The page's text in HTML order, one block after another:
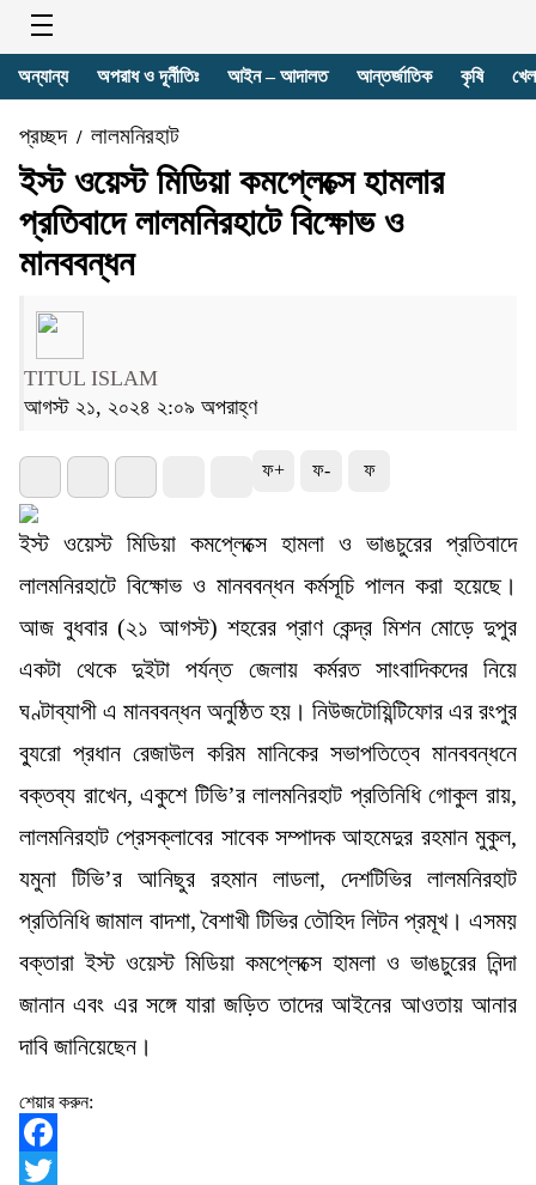
অন্যান্য অপরাধ ও দূর্নীতিঃ আইন – আদালত আন্তর্জাতিক কৃষি
প্রচ্ছদ/ লালমনিরহাট
ইস্ট ওয়েস্ট মিডিয়া কমপ্লেক্সে হামলার
প্রতিবাদে লালমনিরহাটে বিক্ষোভ ও
মানববন্ধন
TITUL ISLAM
আগস্ট ২১, ২০২৪ ২:০৯ অপরাহ্ণ
ফ+ ফ- ফ
ইস্ট ওয়েস্ট মিডিয়া কমপ্লেক্সে হামলা ও ভাঙচুরের প্রতিবাদে
লালমনিরহাটে বিক্ষোভ ও মানববন্ধন কর্মসূচি পালন করা হয়েছে।
আজ বুধবার (২১ আগস্ট) শহরের প্রাণ কেন্দ্র মিশন মোড়ে দুপুর
একটা থেকে দুইটা পর্যন্ত জেলায় কর্মরত সাংবাদিকদের নিয়ে
ঘণ্টাব্যাপী এ মানববন্ধন অনুষ্ঠিত হয়। নিউজটোয়িন্টিফোর এর রংপুর
ব্যুরো প্রধান রেজাউল করিম মানিকের সভাপতিত্বে মানববন্ধনে
বক্তব্য রাখেন, একুশে টিভি’র লালমনিরহাট প্রতিনিধি গোকুল রায়,
লালমনিরহাট প্রেসক্লাবের সাবেক সম্পাদক আহমেদুর রহমান মুকুল,
যমুনা টিভি’র আনিছুর রহমান লাডলা, দেশটিভির লালমনিরহাট
প্রতিনিধি জামাল বাদশা, বৈশাখী টিভির তৌহিদ লিটন প্রমূখ। এসময়
বক্তারা ইস্ট ওয়েস্ট মিডিয়া কমপ্লেক্সে হামলা ও ভাঙচুরের নিন্দা
জানান এবং এর সঙ্গে যারা জড়িত তাদের আইনের আওতায় আনার
দাবি জানিয়েছেন।
শেয়ার করুন:
Facebook